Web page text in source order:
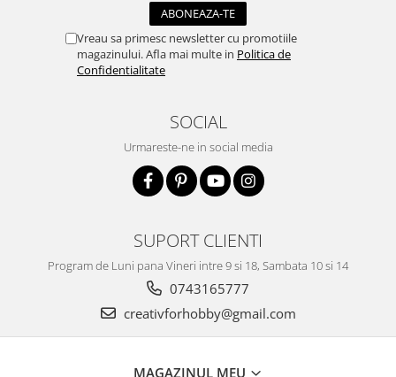
Design cofetarie
Forme pentru turnat ciocolata
Vreau sa primesc newsletter cu promotiile
magazinului. Afla mai multe in Politica de
Confidentialitate
SOCIAL
Urmareste-ne in social media
SUPORT CLIENTI
Program de Luni pana Vineri intre 9 si 18, Sambata 10 si 14
0743165777
creativforhobby@gmail.com
MAGAZINUL MEU